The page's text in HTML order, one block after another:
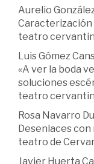
Aurelio
Caracterización
teatro
Luis Gómez
«A ver la boda
soluciones
teatro
Rosa Navarro
Desenlaces con
teatro de
Javier Huerta